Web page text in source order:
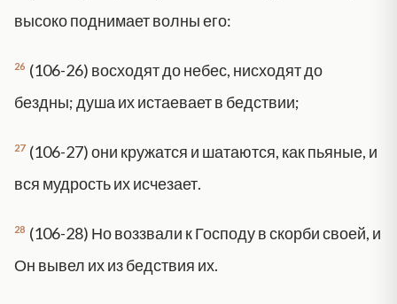
высоко поднимает волны его:
26 (106-26) восходят до небес, нисходят до
бездны; душа их истаевает в бедствии;
27 (106-27) они кружатся и шатаются, как пьяные, и
вся мудрость их исчезает.
28 (106-28) Но воззвали к Господу в скорби своей, и
Он вывел их из бедствия их.